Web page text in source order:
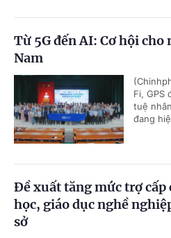
Từ 5G đến AI: Cơ hội
Nam
Fi, GPS
tuệ
đang
Đề xuất tăng mức trợ cấp
học, giáo dục nghề
sở